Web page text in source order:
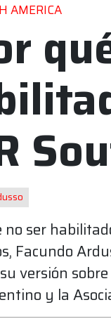
AMERICA
no ser
Facundo
versión
y la